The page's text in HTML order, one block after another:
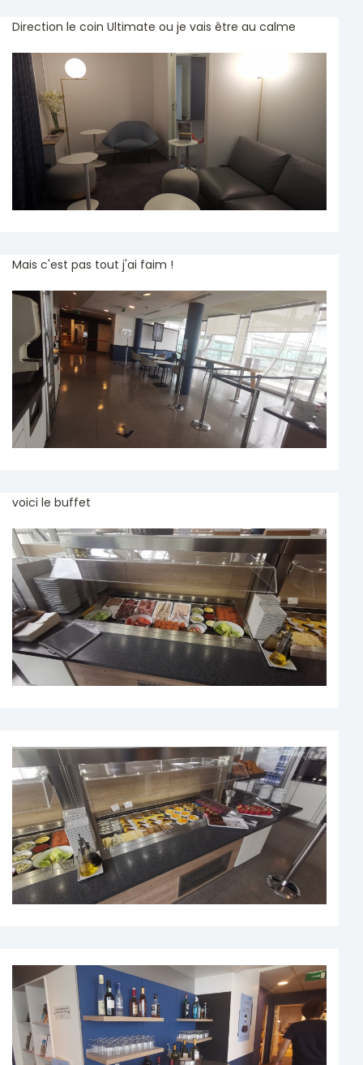
Direction le coin Ultimate ou je vais être au calme
Mais c'est pas tout j'ai faim !
voici le buffet